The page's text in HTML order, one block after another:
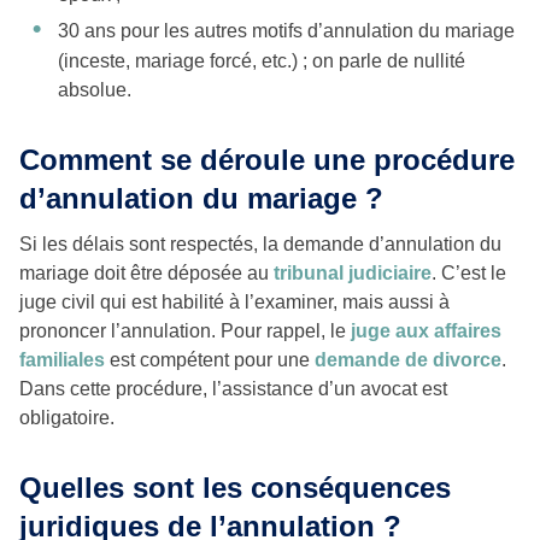
30 ans pour les autres motifs d’annulation du mariage
(inceste, mariage forcé, etc.) ; on parle de nullité
absolue.
Comment se déroule une procédure
d’annulation du mariage ?
Si les délais sont respectés, la demande d’annulation du
mariage doit être déposée au tribunal judiciaire. C’est le
juge civil qui est habilité à l’examiner, mais aussi à
prononcer l’annulation. Pour rappel, le juge aux affaires
familiales est compétent pour une demande de divorce.
Dans cette procédure, l’assistance d’un avocat est
obligatoire.
Quelles sont les conséquences
juridiques de l’annulation ?